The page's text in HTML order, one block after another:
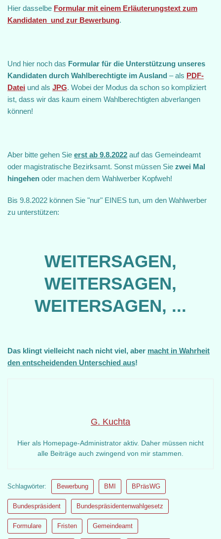
Hier dasselbe Formular mit einem Erläuterungstext zum
Kandidaten und zur Bewerbung.
Und hier noch das Formular für die Unterstützung unseres
Kandidaten durch Wahlberechtigte im Ausland – als PDF-
Datei und als JPG. Wobei der Modus da schon so kompliziert
ist, dass wir das kaum einem Wahlberechtigten abverlangen
können!
Aber bitte gehen Sie erst ab 9.8.2022 auf das Gemeindeamt
oder magistratische Bezirksamt. Sonst müssen Sie zwei Mal
hingehen oder machen dem Wahlwerber Kopfweh!
Bis 9.8.2022 können Sie "nur" EINES tun, um den Wahlwerber
zu unterstützen:
WEITERSAGEN,
WEITERSAGEN,
WEITERSAGEN, ...
Das klingt vielleicht nach nicht viel, aber macht in Wahrheit
den entscheidenden Unterschied aus!
G. Kuchta
Hier als Homepage-Administrator aktiv. Daher müssen nicht
alle Beiträge auch zwingend von mir stammen.
Schlagwörter: Bewerbung BMI BPräsWG
Bundespräsident Bundespräsidentenwahlgesetz
Formulare Fristen Gemeindeamt